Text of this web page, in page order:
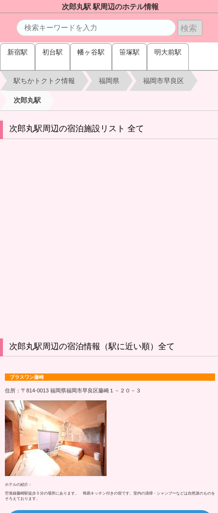
次郎丸駅 駅周辺のホテル情報
新宿駅 初台駅 幡ヶ谷駅 笹塚駅 明大前駅
駅ちかトクトク情報 福岡県 福岡市早良区
次郎丸駅
次郎丸駅周辺の宿泊施設リスト 全て
次郎丸駅周辺の宿泊情報（駅に近い順）全て
プラスワン藤崎
住所：〒814-0013 福岡県福岡市早良区藤崎１－２０－３
ホテルの紹介：
空港線藤崎駅徒歩５分の場所にあります。 簡易キッチン付きの宿です。室内の清掃・シャンプーなどは自然派のものを
そろえております。